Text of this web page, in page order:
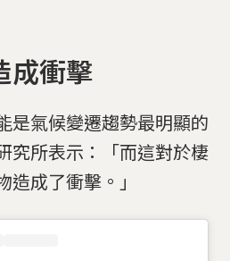
成衝擊
是氣候變遷趨勢最明顯的
究所表示：「而這對於棲
成了衝擊。」